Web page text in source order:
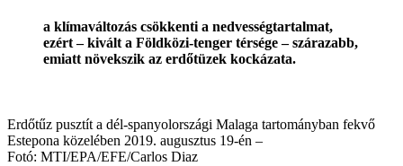
a klímaváltozás csökkenti a nedvességtartalmat,
ezért – kivált a Földközi-tenger térsége – szárazabb,
emiatt növekszik az erdőtüzek kockázata.
Erdőtűz pusztít a dél-spanyolországi Malaga tartományban fekvő
Estepona közelében 2019. augusztus 19-én –
Fotó: MTI/EPA/EFE/Carlos Diaz